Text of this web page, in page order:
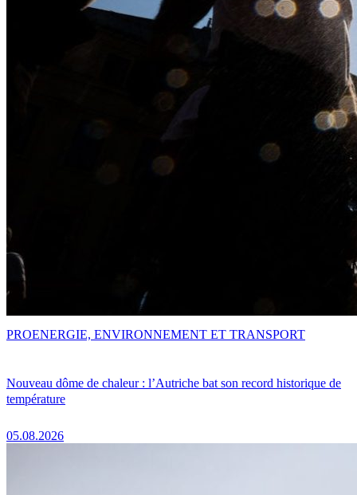
Nouveau dôme de chaleur : l’Autriche bat son record historique de
température
05.08.2026
PROENERGIE, ENVIRONNEMENT ET TRANSPORT